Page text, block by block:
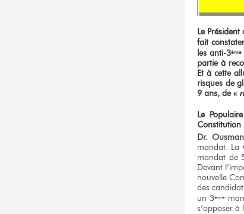
Le
fait
les anti-3ème
partie à
Et à cette
risques de
9 ans, de «
Le
Constitution
Dr.
mandat. La
mandat de
Devant
nouvelle
des
un 3ème
s’opposer à